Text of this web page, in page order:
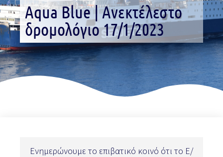
Aqua Blue | Ανεκτέλεστο
δρομολόγιο 17/1/2023
Ενημερώνουμε το επιβατικό κοινό ότι το Ε/